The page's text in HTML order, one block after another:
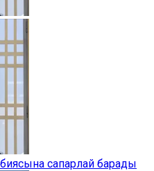
сапарлай барады